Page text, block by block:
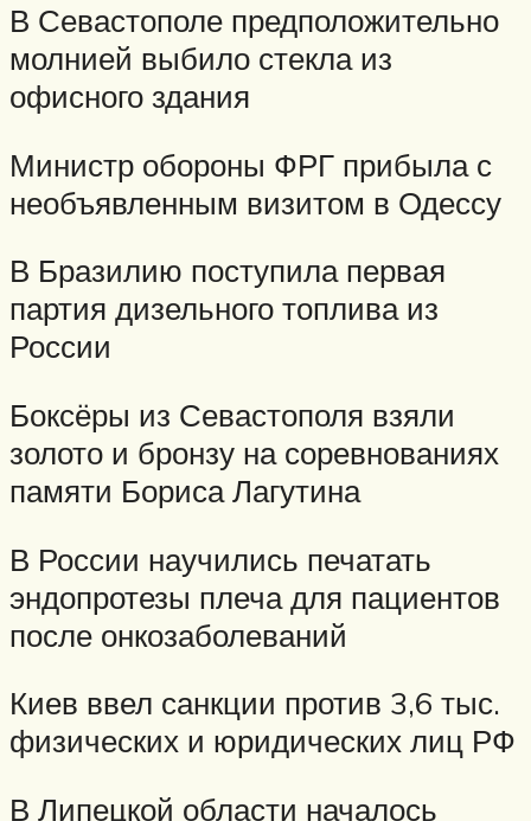
В Севастополе предположительно
молнией выбило стекла из
офисного здания
Министр обороны ФРГ прибыла с
необъявленным визитом в Одессу
В Бразилию поступила первая
партия дизельного топлива из
России
Боксёры из Севастополя взяли
золото и бронзу на соревнованиях
памяти Бориса Лагутина
В России научились печатать
эндопротезы плеча для пациентов
после онкозаболеваний
Киев ввел санкции против 3,6 тыс.
физических и юридических лиц РФ
В Липецкой области началось